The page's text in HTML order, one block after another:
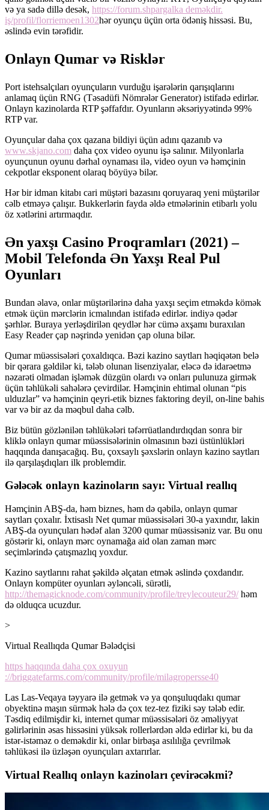
və ya sadə dillə desək, https://forum.shpargalka deməkdir.
iş/profil/florriemoen1302hər oyunçu üçün orta ödəniş hissəsi. Bu,
əslində evin tərəfidir.
Onlayn Qumar və Risklər
Port istehsalçıları oyunçuların vurduğu işarələrin qarışıqlarını
anlamaq üçün RNG (Təsadüfi Nömrələr Generator) istifadə edirlər.
Onlayn kazinolarda RTP şəffafdır. Oyunların əksəriyyətində 99%
RTP var.
Oyunçular daha çox qazana bildiyi üçün adını qazanıb və
www.skjano.com daha çox video oyunu işə salınır. Milyonlarla
oyunçunun oyunu dərhal oynaması ilə, video oyun və həmçinin
cekpotlar eksponent olaraq böyüyə bilər.
Hər bir idman kitabı cari müştəri bazasını qoruyaraq yeni müştərilər
cəlb etməyə çalışır. Bukkerlərin fayda əldə etmələrinin etibarlı yolu
öz xətlərini artırmaqdır.
Ən yaxşı Casino Proqramları (2021) –
Mobil Telefonda Ən Yaxşı Real Pul
Oyunları
Bundan əlavə, onlar müştərilərinə daha yaxşı seçim etməkdə kömək
etmək üçün mərclərin icmalından istifadə edirlər. indiyə qədər
şərhlər. Buraya yerləşdirilən qeydlər hər cümə axşamı buraxılan
Easy Reader çap nəşrində yenidən çap oluna bilər.
Qumar müəssisələri çoxaldıqca. Bəzi kazino saytları həqiqətən belə
bir qərara gəldilər ki, tələb olunan lisenziyalar, eləcə də idarəetmə
nəzarəti olmadan işləmək düzgün olardı və onları pulunuza girmək
üçün təhlükəli sahələrə çevirdilər. Həmçinin ehtimal olunan “pis
ulduzlar” və həmçinin qeyri-etik biznes faktoring deyil, on-line bahis
var və bir az da məqbul daha cəlb.
Biz bütün gözlənilən təhlükələri təfərrüatlandırdıqdan sonra bir
kliklə onlayn qumar müəssisələrinin olmasının bəzi üstünlükləri
haqqında danışacağıq. Bu, çoxsaylı şəxslərin onlayn kazino saytları
ilə qarşılaşdıqları ilk problemdir.
Gələcək onlayn kazinoların sayı: Virtual reallıq
Həmçinin ABŞ-da, həm biznes, həm də qəbilə, onlayn qumar
saytları çoxalır. İxtisaslı Net qumar müəssisələri 30-a yaxındır, lakin
ABŞ-da oyunçuları hədəf alan 3200 qumar müəssisəniz var. Bu onu
göstərir ki, onlayn mərc oynamağa aid olan zaman mərc
seçimlərində çatışmazlıq yoxdur.
Kazino saytlarını rahat şəkildə əlçatan etmək əslində çoxdandır.
Onlayn kompüter oyunları əyləncəli, sürətli,
http://themagicknode.com/community/profile/treylecouteur29/həm
də olduqca ucuzdur.
>
Virtual Reallıqda Qumar Bələdçisi
https haqqında daha çox oxuyun
://briggatefarms.com/community/profile/milagropersse40
Las Las-Veqaya təyyarə ilə getmək və ya qonşuluqdakı qumar
obyektinə maşın sürmək hələ də çox tez-tez fiziki səy tələb edir.
Təsdiq edilmişdir ki, internet qumar müəssisələri öz əməliyyat
gəlirlərinin əsas hissəsini yüksək rollerlərdən əldə edirlər ki, bu da
istər-istəməz o deməkdir ki, onlar birbaşa asılılığa çevrilmək
təhlükəsi ilə üzləşən oyunçuları axtarırlar.
Virtual Reallıq onlayn kazinoları çevirəcəkmi?